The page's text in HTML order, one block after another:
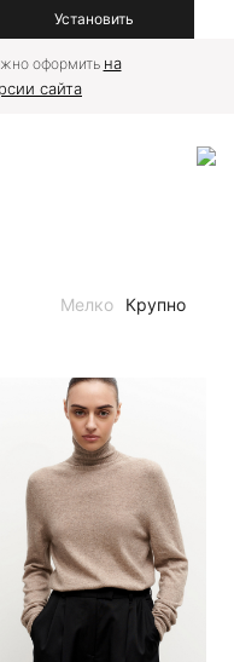
Установить
оформить на
сайта
Мелко Крупно